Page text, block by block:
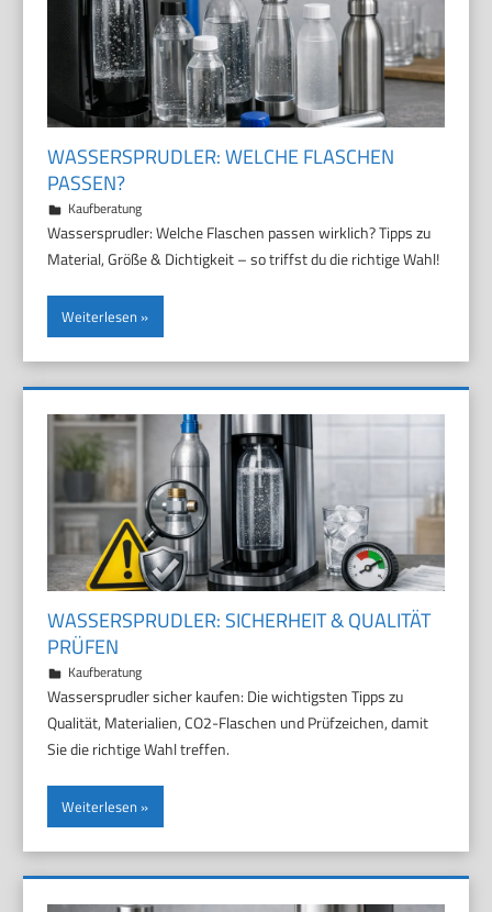
WASSERSPRUDLER: WELCHE FLASCHEN
PASSEN?
29. März 2026
Marco
Kaufberatung
Wassersprudler: Welche Flaschen passen wirklich? Tipps zu
Material, Größe & Dichtigkeit – so triffst du die richtige Wahl!
Weiterlesen
WASSERSPRUDLER: SICHERHEIT & QUALITÄT
PRÜFEN
29. März 2026
Marco
Kaufberatung
Wassersprudler sicher kaufen: Die wichtigsten Tipps zu
Qualität, Materialien, CO2-Flaschen und Prüfzeichen, damit
Sie die richtige Wahl treffen.
Weiterlesen